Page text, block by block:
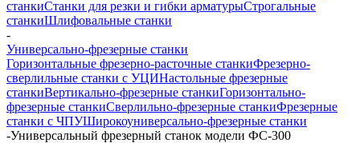
станкиСтанки для резки и гибки арматурыСтрогальные
станкиШлифовальные станки
-
Универсально-фрезерные станки
Горизонтальные фрезерно-расточные станкиФрезерно-
сверлильные станки с УЦИНастольные фрезерные
станкиВертикально-фрезерные станкиГоризонтально-
фрезерные станкиСверлильно-фрезерные станкиФрезерные
станки с ЧПУШирокоуниверсально-фрезерные станки
-Универсальный фрезерный станок модели ФС-300